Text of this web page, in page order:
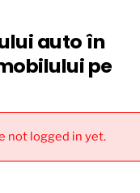
auto în
pe
not logged in yet.